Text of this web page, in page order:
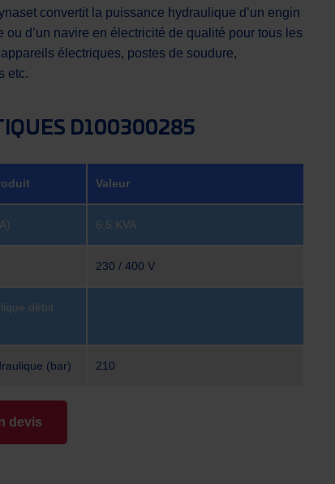
convertit la puissance hydraulique d’un engin
ou d’un navire en électricité de qualité pour tous les
électriques, postes de soudure,
etc.
D100300285
Valeur
6,5 KVA
230 / 400 V
débit
(bar) 210
devis